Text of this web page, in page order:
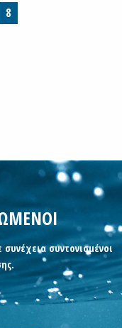
8
συντονισμένοι